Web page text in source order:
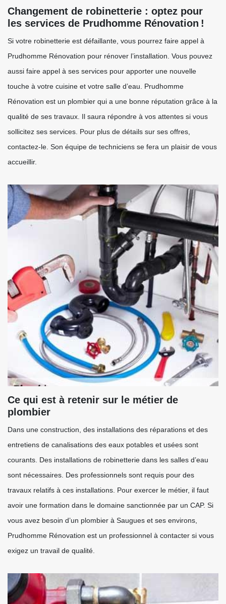
Changement de robinetterie : optez pour
les services de Prudhomme Rénovation !
Si votre robinetterie est défaillante, vous pourrez faire appel à
Prudhomme Rénovation pour rénover l’installation. Vous pouvez
aussi faire appel à ses services pour apporter une nouvelle
touche à votre cuisine et votre salle d’eau. Prudhomme
Rénovation est un plombier qui a une bonne réputation grâce à la
qualité de ses travaux. Il saura répondre à vos attentes si vous
sollicitez ses services. Pour plus de détails sur ses offres,
contactez-le. Son équipe de techniciens se fera un plaisir de vous
accueillir.
Ce qui est à retenir sur le métier de
plombier
Dans une construction, des installations des réparations et des
entretiens de canalisations des eaux potables et usées sont
courants. Des installations de robinetterie dans les salles d’eau
sont nécessaires. Des professionnels sont requis pour des
travaux relatifs à ces installations. Pour exercer le métier, il faut
avoir une formation dans le domaine sanctionnée par un CAP. Si
vous avez besoin d’un plombier à Saugues et ses environs,
Prudhomme Rénovation est un professionnel à contacter si vous
exigez un travail de qualité.